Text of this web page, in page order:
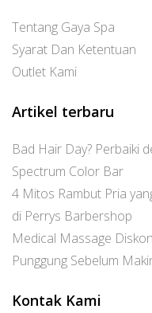
Tentang Gaya Spa
Syarat Dan Ketentuan
Outlet Kami
Artikel terbaru
Bad Hair Day? Perbaiki
Spectrum Color Bar
4 Mitos Rambut Pria
di Perrys Barbershop
Medical Massage
Punggung Sebelum
Kontak Kami